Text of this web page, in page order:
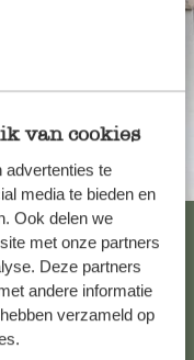
van cookies
advertenties te
media te bieden en
Ook delen we
met onze partners
Deze partners
andere informatie
verzameld op